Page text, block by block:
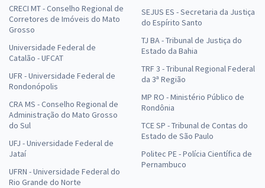
CRECI MT - Conselho Regional de
Corretores de Imóveis do Mato
Grosso
Universidade Federal de
Catalão - UFCAT
UFR - Universidade Federal de
Rondonópolis
CRA MS - Conselho Regional de
Administração do Mato Grosso
do Sul
UFJ - Universidade Federal de
Jataí
UFRN - Universidade Federal do
Rio Grande do Norte
SEJUS ES - Secretaria da Justiça
do Espírito Santo
TJ BA - Tribunal de Justiça do
Estado da Bahia
TRF 3 - Tribunal Regional Federal
da 3ª Região
MP RO - Ministério Público de
Rondônia
TCE SP - Tribunal de Contas do
Estado de São Paulo
Politec PE - Polícia Científica de
Pernambuco